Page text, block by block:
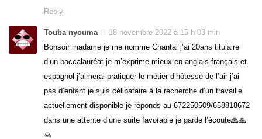
Reply
Touba nyouma
18 novembre 2022 à 15 h 03 min
Bonsoir madame je me nomme Chantal j’ai 20ans titulaire
d’un baccalauréat je m’exprime mieux en anglais français et
espagnol j’aimerai pratiquer le métier d’hôtesse de l’air j’ai
pas d’enfant je suis célibataire à la recherche d’un travaille
actuellement disponible je réponds au 672250509/658818672
dans une attente d’une suite favorable je garde l’écoute🙏🙏
🙏